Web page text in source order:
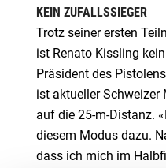
KEIN ZUFALLSSIEGER
Trotz seiner ersten
ist Renato Kissling
Präsident des
ist aktueller Schweizer
auf die 25-m-Distanz.
diesem Modus dazu.
dass ich mich im